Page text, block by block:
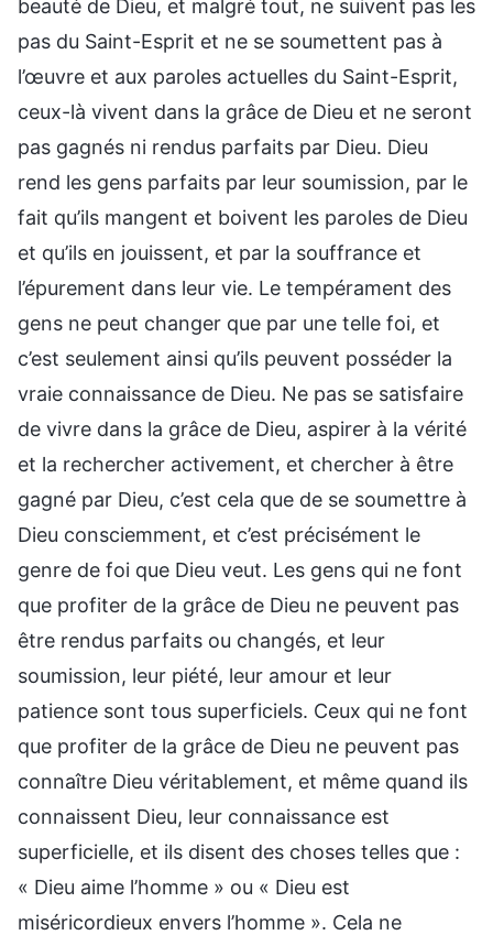
beauté de Dieu, et malgré tout, ne suivent pas les
pas du Saint-Esprit et ne se soumettent pas à
l’œuvre et aux paroles actuelles du Saint-Esprit,
ceux-là vivent dans la grâce de Dieu et ne seront
pas gagnés ni rendus parfaits par Dieu. Dieu
rend les gens parfaits par leur soumission, par le
fait qu’ils mangent et boivent les paroles de Dieu
et qu’ils en jouissent, et par la souffrance et
l’épurement dans leur vie. Le tempérament des
gens ne peut changer que par une telle foi, et
c’est seulement ainsi qu’ils peuvent posséder la
vraie connaissance de Dieu. Ne pas se satisfaire
de vivre dans la grâce de Dieu, aspirer à la vérité
et la rechercher activement, et chercher à être
gagné par Dieu, c’est cela que de se soumettre à
Dieu consciemment, et c’est précisément le
genre de foi que Dieu veut. Les gens qui ne font
que profiter de la grâce de Dieu ne peuvent pas
être rendus parfaits ou changés, et leur
soumission, leur piété, leur amour et leur
patience sont tous superficiels. Ceux qui ne font
que profiter de la grâce de Dieu ne peuvent pas
connaître Dieu véritablement, et même quand ils
connaissent Dieu, leur connaissance est
superficielle, et ils disent des choses telles que :
« Dieu aime l’homme » ou « Dieu est
miséricordieux envers l’homme ». Cela ne